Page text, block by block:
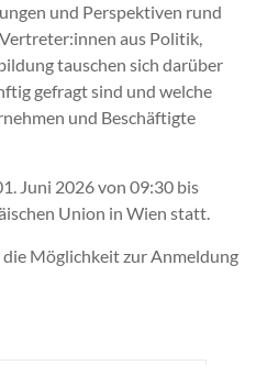
und Perspektiven rund
aus Politik,
tauschen sich darüber
gefragt sind und welche
und Beschäftigte
Juni 2026 von 09:30 bis
Union in Wien statt.
Möglichkeit zur Anmeldung